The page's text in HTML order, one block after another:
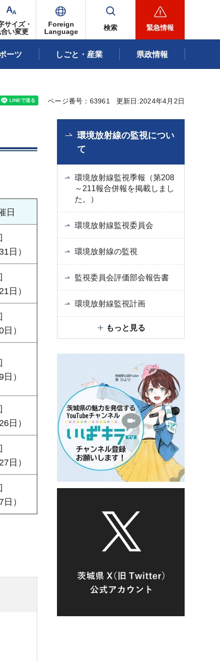
サイズ・
い変更
Foreign
Language
検索 緊急情報
ーツ しごと・産業 県政情報
ページ番号：63961 更新日:2024年4月2日
日
日）
日）
）
）
日）
日）
）
環境放射線の監視につい
て
環境放射線監視季報（第208
～211報合併報を掲載しまし
た。）
環境放射線監視委員会
環境放射線の監視
監視委員会評価部会報告書
環境放射線監視計画
もっと見る